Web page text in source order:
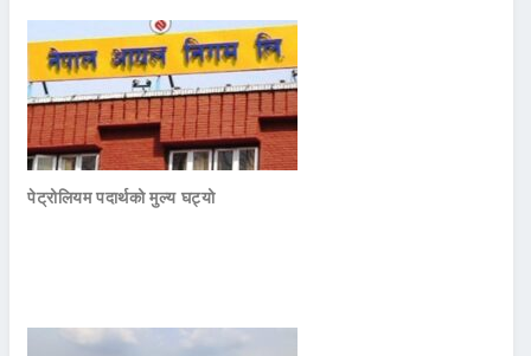
पेट्रोलियम पदार्थको मुल्य घट्यो